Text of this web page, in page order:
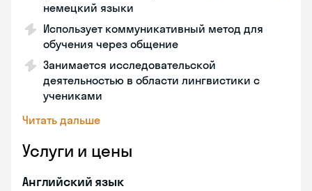
немецкий языки
Использует коммуникативный метод для
обучения через общение
Занимается исследовательской
деятельностью в области лингвистики с
учениками
Читать дальше
Услуги и цены
Английский язык